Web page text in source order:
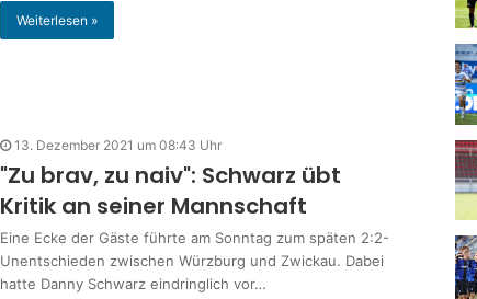
Weiterlesen »
13. Dezember 2021 um 08:43 Uhr
"Zu brav, zu naiv": Schwarz übt
Kritik an seiner Mannschaft
Eine Ecke der Gäste führte am Sonntag zum späten 2:2-
Unentschieden zwischen Würzburg und Zwickau. Dabei
hatte Danny Schwarz eindringlich vor…